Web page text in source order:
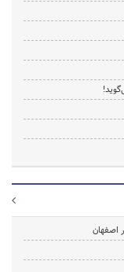
اصفهان